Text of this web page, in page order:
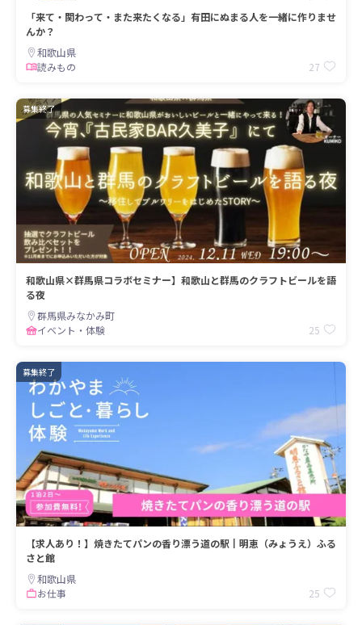
「来て・関わって・また来たくなる」有田にぬまる人を一緒に作りませ
んか？
和歌山県
読みもの
27
募集終了
和歌山県×群馬県コラボセミナー】和歌山と群馬のクラフトビールを語
る夜
群馬県みなかみ町
イベント・体験
25
募集終了
【求人あり！】焼きたてパンの香り漂う道の駅┃明恵（みょうえ）ふる
さと館
和歌山県
お仕事
25